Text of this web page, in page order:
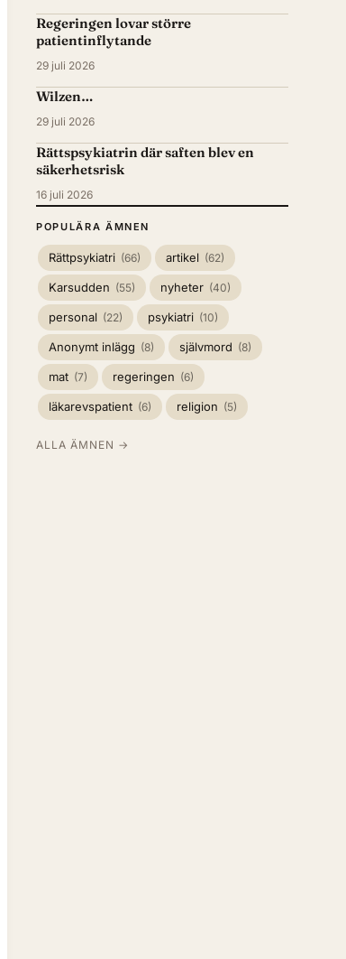
Regeringen lovar större
patientinflytande
29 juli 2026
Wilzen…
29 juli 2026
Rättspsykiatrin där saften blev en
säkerhetsrisk
16 juli 2026
POPULÄRA ÄMNEN
Rättpsykiatri (66) artikel (62)
Karsudden (55) nyheter (40)
personal (22) psykiatri (10)
Anonymt inlägg (8) självmord (8)
mat (7) regeringen (6)
läkarevspatient (6) religion (5)
ALLA ÄMNEN →